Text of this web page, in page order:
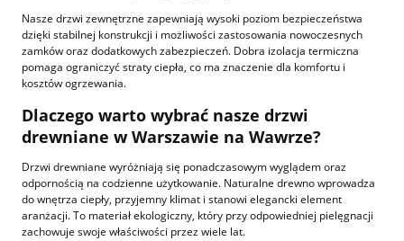
Nasze drzwi zewnętrzne zapewniają wysoki poziom bezpieczeństwa
dzięki stabilnej konstrukcji i możliwości zastosowania nowoczesnych
zamków oraz dodatkowych zabezpieczeń. Dobra izolacja termiczna
pomaga ograniczyć straty ciepła, co ma znaczenie dla komfortu i
kosztów ogrzewania.
Dlaczego warto wybrać nasze drzwi
drewniane w Warszawie na Wawrze?
Drzwi drewniane wyróżniają się ponadczasowym wyglądem oraz
odpornością na codzienne użytkowanie. Naturalne drewno wprowadza
do wnętrza ciepły, przyjemny klimat i stanowi elegancki element
aranżacji. To materiał ekologiczny, który przy odpowiedniej pielęgnacji
zachowuje swoje właściwości przez wiele lat.